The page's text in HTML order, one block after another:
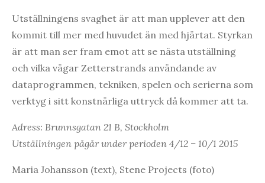
Utställningens svaghet är att man upplever att den
kommit till mer med huvudet än med hjärtat. Styrkan
är att man ser fram emot att se nästa utställning
och vilka vägar Zetterstrands användande av
dataprogrammen, tekniken, spelen och serierna som
verktyg i sitt konstnärliga uttryck då kommer att ta.
Adress: Brunnsgatan 21 B, Stockholm
Utställningen pågår under perioden 4/12 – 10/1 2015
Maria Johansson (text), Stene Projects (foto)